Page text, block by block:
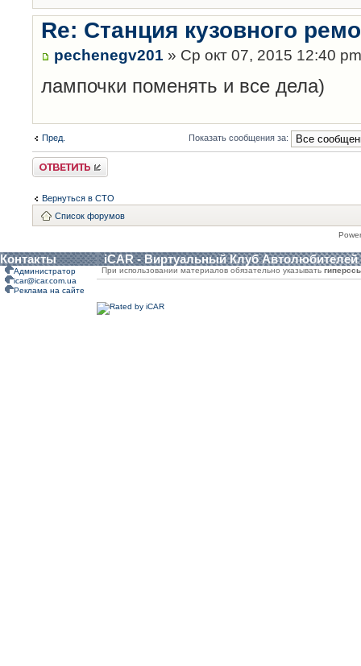
Re: Станция кузовного
pechenegv201 » Ср окт 07, 2015 12:40 pm
лампочки поменять и все дела)
Пред. Показать сообщения за:
Ответить
Вернуться в СТО
Список форумов
Контакты iCAR - Виртуальный Клуб Автолюбителей
Администратор
icar@icar.com.ua
Реклама на сайте
При использовании материалов обязательно указывать